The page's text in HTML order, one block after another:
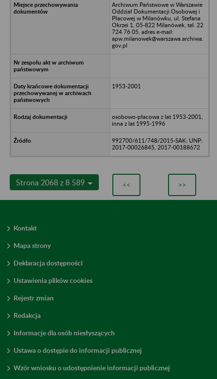
Archiwum Państwowe w Warszawie
Oddział Dokumentacji Osobowej i
Płacowej w Milanówku, ul. Stefana
Okrzei 1, 05-822 Milanówek, tel. 22
724 76 05, adres e-mail:
apw.milanowek@warszawa.archiwa.
gov.pl
1953-2001
osobowo-płacowa z lat 1953-2001,
inna z lat 1995-1996
992700/611/748/2015-SAK; UNP:
2017-00026845, 2017-00188672
Strona 2068 z 8 589 << >>
Kontakt
Mapa strony
Deklaracja dostępności
Ustawienia plików cookies
Rejestr zmian
Redakcja
Informacje dla osób niesłyszących
Ustawa o dostępie do informacji publicznej
Wzór wniosku o udostępnienie informacji publicznej